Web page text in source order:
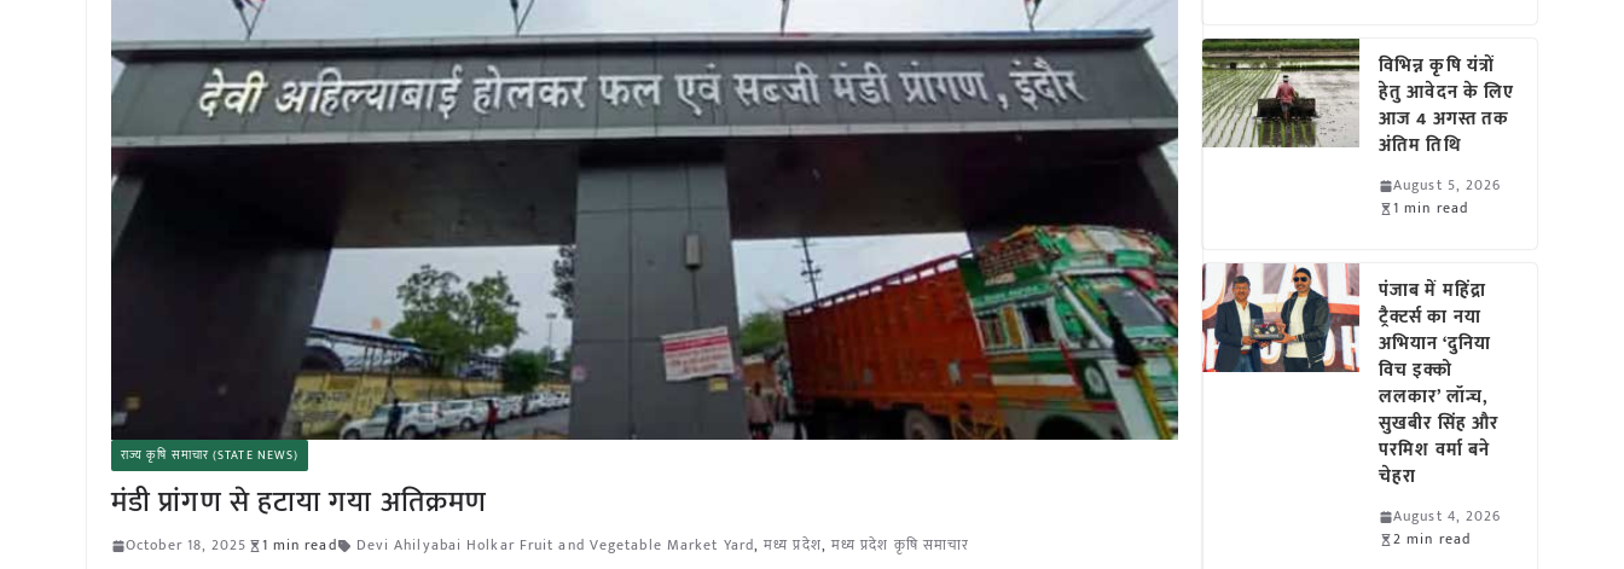
राज्य कृषि समाचार (STATE NEWS)
मंडी प्रांगण से हटाया गया अतिक्रमण
October 18, 2025 1 min read Devi Ahilyabai Holkar Fruit and Vegetable Market Yard,मध्य प्रदेश, मध्य प्रदेश कृषि समाचार
विभिन्न कृषि यंत्रों
हेतु आवेदन के लिए
आज 4 अगस्त तक
अंतिम तिथि
August 5, 2026
1 min read
पंजाब में महिंद्रा
ट्रैक्टर्स का नया
अभियान ‘दुनिया
विच इक्को
ललकार’ लॉन्च,
सुखबीर सिंह और
परमिश वर्मा बने
चेहरा
August 4, 2026
2 min read